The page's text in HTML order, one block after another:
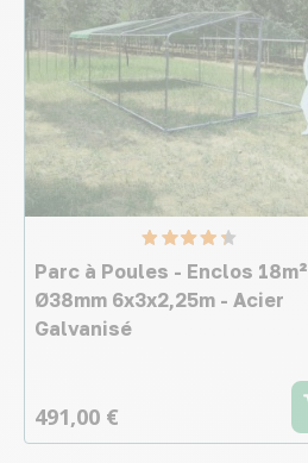
Parc à Poules - Enclos 18m²
Ø38mm 6x3x2,25m - Acier
Galvanisé
491,00 €